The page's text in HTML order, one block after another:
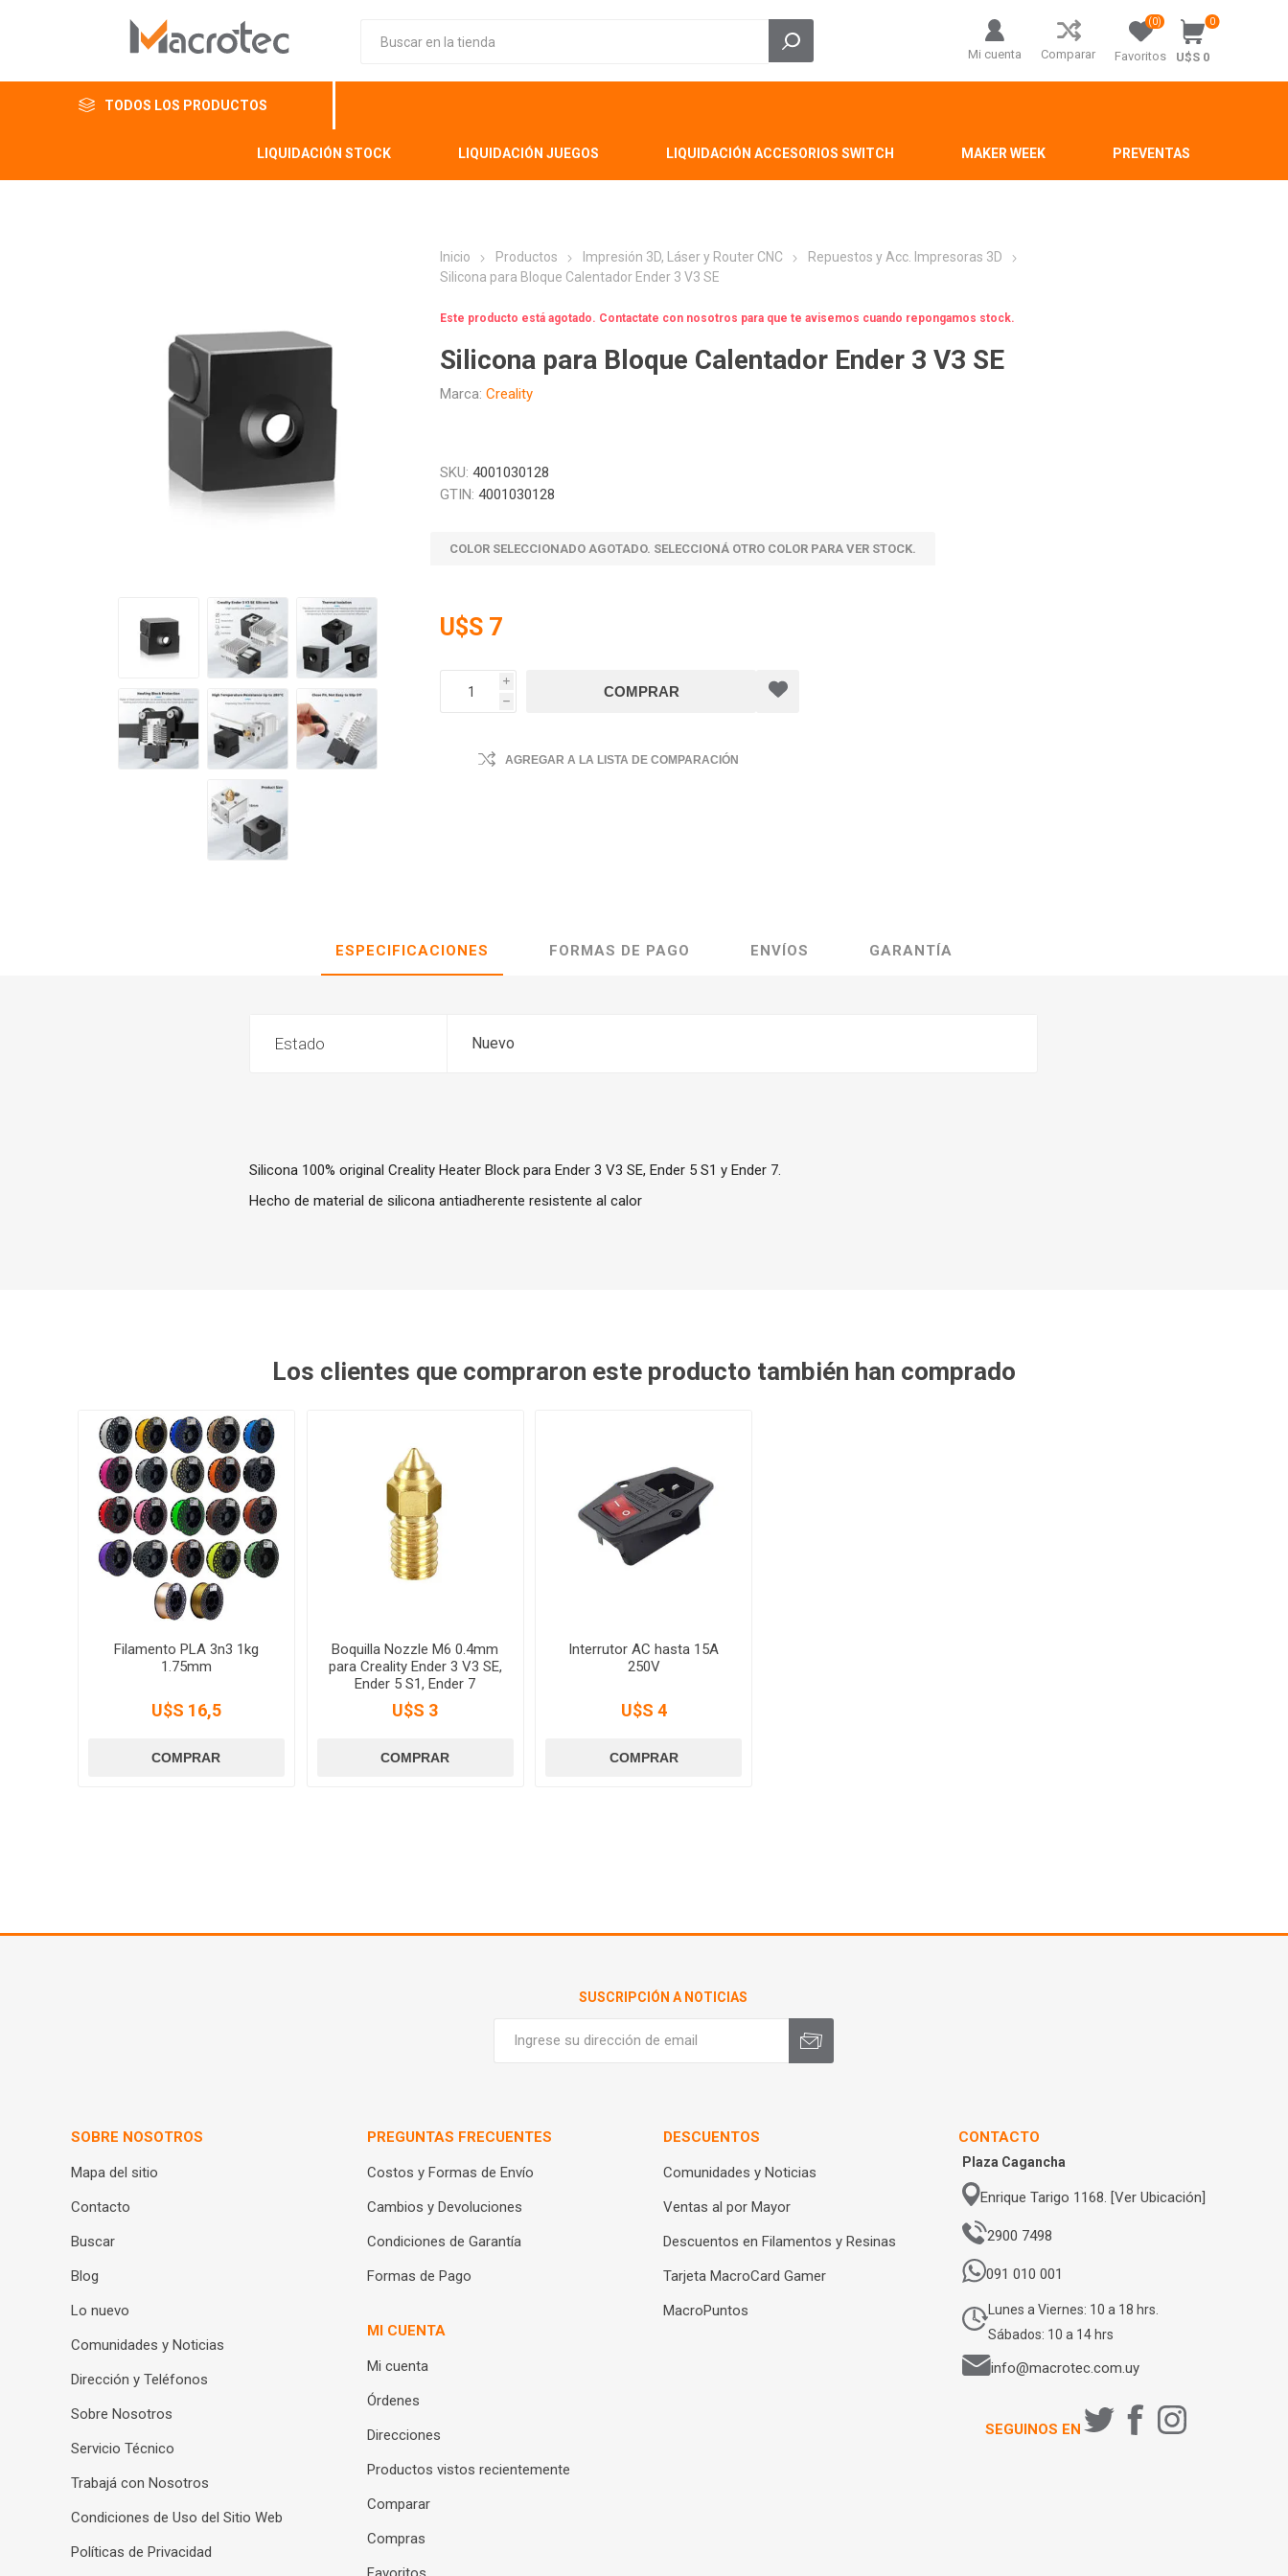
Mi cuenta Comparar Favoritos
(0) 0
U$S 0
TODOS LOS PRODUCTOS
LIQUIDACIÓN STOCK LIQUIDACIÓN JUEGOS LIQUIDACIÓN ACCESORIOS SWITCH MAKER WEEK PREVENTAS
Inicio Productos Impresión 3D, Láser y Router CNC
Repuestos y Acc. Impresoras 3D
Silicona para Bloque Calentador Ender 3 V3 SE
Este producto está agotado. Contactate con nosotros para que te avisemos cuando repongamos stock.
Silicona para Bloque Calentador Ender 3 V3 SE
Marca: Creality
SKU: 4001030128
GTIN: 4001030128
COLOR SELECCIONADO AGOTADO. SELECCIONÁ OTRO COLOR PARA VER STOCK.
U$S 7
i
h
AGREGAR A LA LISTA DE COMPARACIÓN
ESPECIFICACIONES FORMAS DE PAGO ENVÍOS GARANTÍA
Estado Nuevo
Silicona 100% original Creality Heater Block para Ender 3 V3 SE, Ender 5 S1 y Ender 7.
Hecho de material de silicona antiadherente resistente al calor
Los clientes que compraron este producto también han comprado
Filamento PLA 3n3 1kg
1.75mm
U$S 16,5
Boquilla Nozzle M6 0.4mm
para Creality Ender 3 V3 SE,
Ender 5 S1, Ender 7
U$S 3
Interrutor AC hasta 15A
250V
U$S 4
SUSCRIPCIÓN A NOTICIAS
SOBRE NOSOTROS
Mapa del sitio
Contacto
Buscar
Blog
Lo nuevo
Comunidades y Noticias
Dirección y Teléfonos
Sobre Nosotros
Servicio Técnico
Trabajá con Nosotros
Condiciones de Uso del Sitio Web
Políticas de Privacidad
PREGUNTAS FRECUENTES
Costos y Formas de Envío
Cambios y Devoluciones
Condiciones de Garantía
Formas de Pago
MI CUENTA
Mi cuenta
Órdenes
Direcciones
Productos vistos recientemente
Comparar
Compras
DESCUENTOS
Comunidades y Noticias
Ventas al por Mayor
Descuentos en Filamentos y Resinas
Tarjeta MacroCard Gamer
MacroPuntos
CONTACTO
Plaza Cagancha
Enrique Tarigo 1168. [Ver Ubicación]
2900 7498
091 010 001
Lunes a Viernes: 10 a 18 hrs.
Sábados: 10 a 14 hrs
info@macrotec.com.uy
SEGUINOS EN